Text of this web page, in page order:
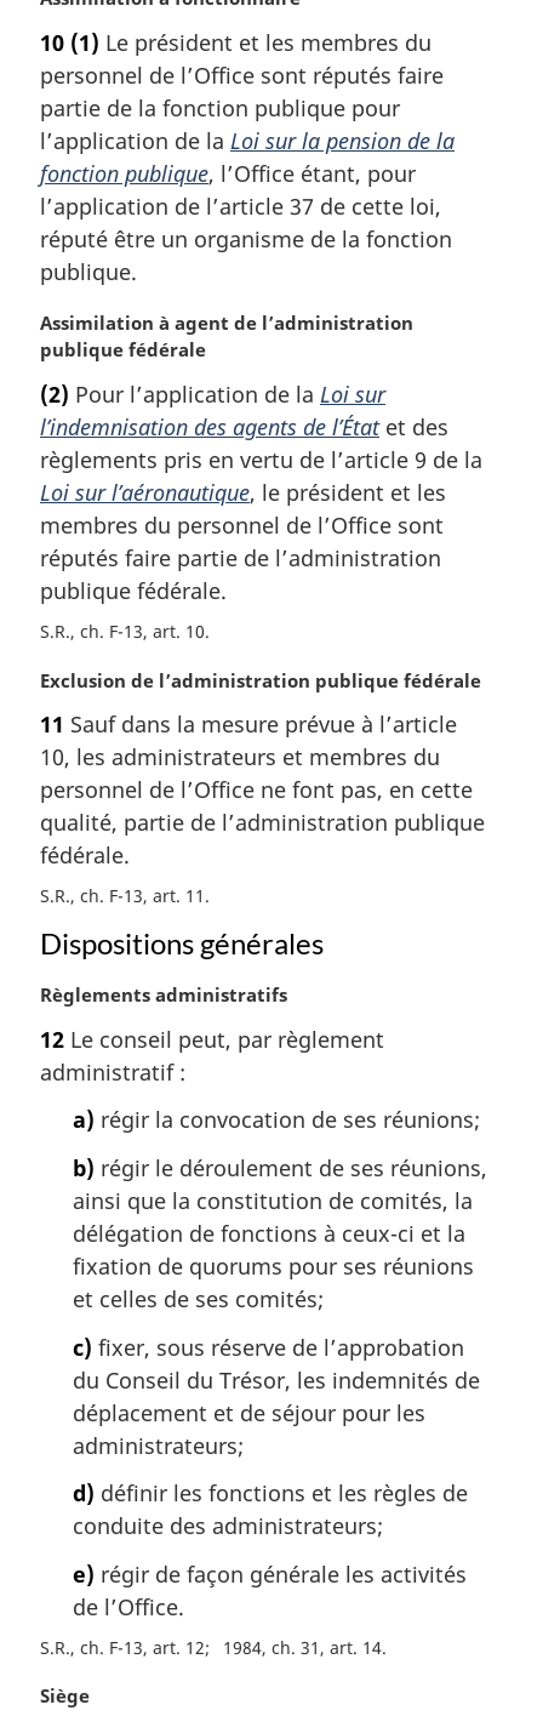
i
n
l
e
:
t
e
m
a
g
i
n
a
l
e
:
10 (1) Le président et les membres du
personnel de l’Office sont réputés faire
partie de la fonction publique pour
l’application de la Loi sur la pension de la
fonction publique, l’Office étant, pour
l’application de l’article 37 de cette loi,
réputé être un organisme de la fonction
publique.
N
o
e
m
a
r
g
i
n
a
e
:
Assimilation à agent de l’administration
publique fédérale
(2) Pour l’application de la Loi sur
l’indemnisation des agents de l’Étatet des
règlements pris en vertu de l’article 9 de la
Loi sur l’aéronautique, le président et les
membres du personnel de l’Office sont
réputés faire partie de l’administration
publique fédérale.
S.R., ch. F-13, art. 10
N
t
e
m
a
g
i
a
e
:
Exclusion de l’administration publique fédérale
11 Sauf dans la mesure prévue à l’article
10, les administrateurs et membres du
personnel de l’Office ne font pas, en cette
qualité, partie de l’administration publique
fédérale.
S.R., ch. F-13, art. 11
Dispositions générales
N
t
e
Règlements administratifs
12 Le conseil peut, par règlement
administratif :
a) régir la convocation de ses réunions;
b) régir le déroulement de ses réunions,
ainsi que la constitution de comités, la
délégation de fonctions à ceux-ci et la
fixation de quorums pour ses réunions
et celles de ses comités;
c) fixer, sous réserve de l’approbation
du Conseil du Trésor, les indemnités de
déplacement et de séjour pour les
administrateurs;
d) définir les fonctions et les règles de
conduite des administrateurs;
e) régir de façon générale les activités
de l’Office.
S.R., ch. F-13, art. 12 1984, ch. 31, art. 14
N
Siège